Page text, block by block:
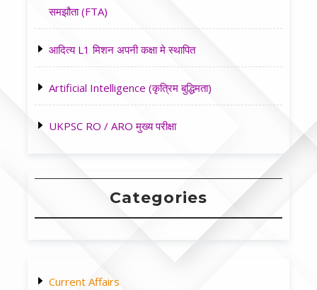
समझौता (FTA)
आदित्य L1 मिशन अपनी कक्षा मे स्थापित
Artificial Intelligence (कृत्रिम बुद्धिमता)
UKPSC RO / ARO मुख्य परीक्षा
Categories
Current Affairs